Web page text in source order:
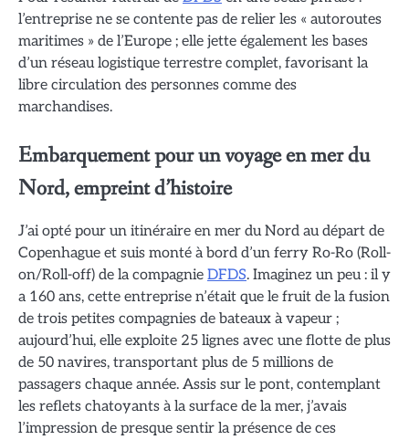
l’entreprise ne se contente pas de relier les « autoroutes
maritimes » de l’Europe ; elle jette également les bases
d’un réseau logistique terrestre complet, favorisant la
libre circulation des personnes comme des
marchandises.
Embarquement pour un voyage en mer du
Nord, empreint d’histoire
J’ai opté pour un itinéraire en mer du Nord au départ de
Copenhague et suis monté à bord d’un ferry Ro-Ro (Roll-
on/Roll-off) de la compagnie DFDS. Imaginez un peu : il y
a 160 ans, cette entreprise n’était que le fruit de la fusion
de trois petites compagnies de bateaux à vapeur ;
aujourd’hui, elle exploite 25 lignes avec une flotte de plus
de 50 navires, transportant plus de 5 millions de
passagers chaque année. Assis sur le pont, contemplant
les reflets chatoyants à la surface de la mer, j’avais
l’impression de presque sentir la présence de ces